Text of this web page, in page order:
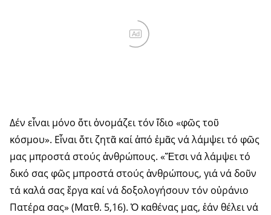
Ad
Δέν εἶναι μόνο ὅτι ὀνομάζει τόν ἴδιο «φῶς τοῦ
κόσμου». Εἶναι ὅτι ζητᾶ καί ἀπό ἐμᾶς νά λάμψει τό φῶς
μας μπροστά στούς ἀνθρώπους. «Ἔτσι νά λάμψει τό
δικό σας φῶς μπροστά στούς ἀνθρώπους, γιά νά δοῦν
τά καλά σας ἔργα καί νά δοξολογήσουν τόν οὐράνιο
Πατέρα σας» (Ματθ. 5,16). Ὁ καθένας μας, ἐάν θέλει νά